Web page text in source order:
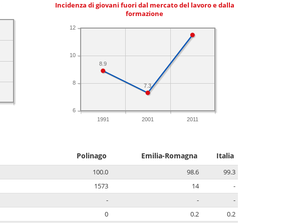
Incidenza di giovani fuori dal mercato del lavoro e dalla
formazione
1991 2001 2011
6
8
10
12
7.3
8.9
Polinago Emilia-Romagna Italia
100.0 98.6
99.3
1573 14
-
- -
-
0 0.2
0.2